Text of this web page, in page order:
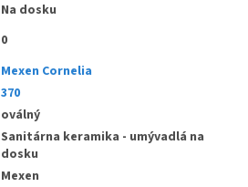
Na dosku
0
Mexen Cornelia
370
oválný
Sanitárna keramika - umývadlá na
dosku
Mexen